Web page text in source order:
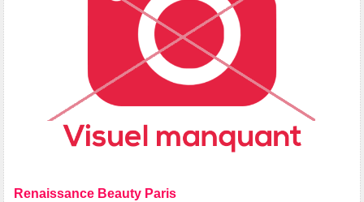
Renaissance Beauty Paris